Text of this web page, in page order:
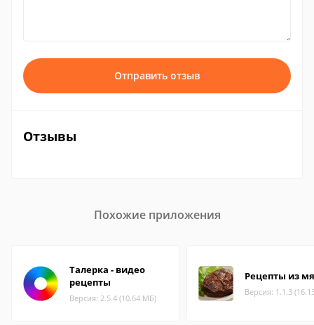
Отправить отзыв
Отзывы
Похожие приложения
Талерка - видео
рецепты
Версия: 2.5.4 (10.64 МБ)
Рецепты из
Версия: 1.1.3